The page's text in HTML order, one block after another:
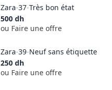
Zara-37-Très bon état
500 dh
ou Faire une offre
Zara-39-Neuf sans étiquette
250 dh
ou Faire une offre